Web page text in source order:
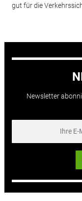
gut für die
Newsletter